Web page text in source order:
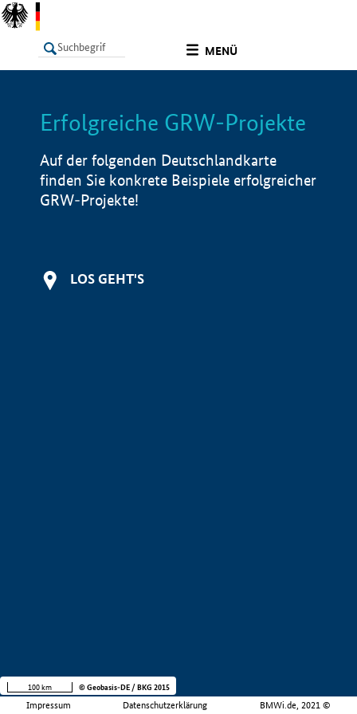
MENÜ
LISTE Info
Erfolgreiche GRW-Projekte
Auf der folgenden Deutschlandkarte
finden Sie konkrete Beispiele erfolgreicher
GRW-Projekte!
LOS GEHT'S
Impressum Datenschutzerklärung BMWi.de, 2021 ©
100 km © Geobasis-DE / BKG 2015